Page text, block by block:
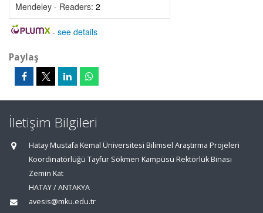
Mendeley - Readers: 2
- see details
Paylaş
İletişim Bilgileri
Hatay Mustafa Kemal Üniversitesi Bilimsel Araştırma Projeleri
Koordinatörlüğü Tayfur Sökmen Kampüsü Rektörlük Binası
Zemin Kat
HATAY / ANTAKYA
avesis@mku.edu.tr